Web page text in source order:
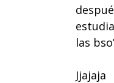
las
Jjajaja